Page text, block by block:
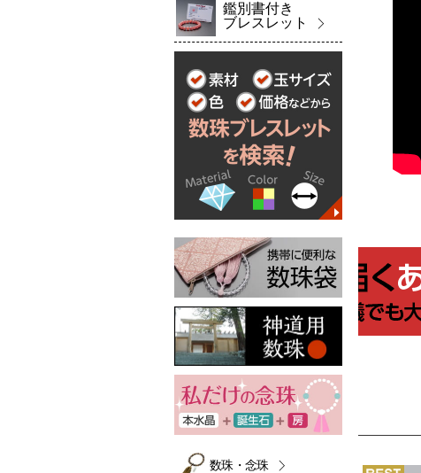
鑑別書付き
ブレスレット
数珠・念珠